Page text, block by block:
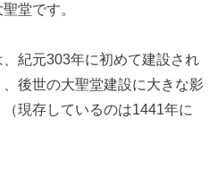
堂です。
紀元303年に初めて建設され
後世の大聖堂建設に大きな影
現存しているのは1441年に